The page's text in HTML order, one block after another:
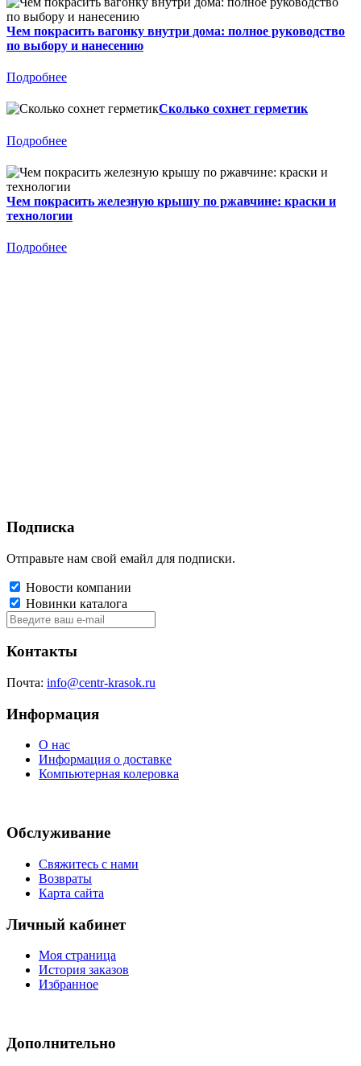
Чем покрасить вагонку внутри дома: полное руководство
по выбору и нанесению
Подробнее
Сколько сохнет герметик
Подробнее
Чем покрасить железную крышу по ржавчине: краски и
технологии
Подробнее
Подписка
Отправьте нам свой емайл для подписки.
Новости компании
Новинки каталога
Контакты
Почта: info@centr-krasok.ru
Информация
О нас
Информация о доставке
Компьютерная колеровка
Обслуживание
Свяжитесь с нами
Возвраты
Карта сайта
Личный кабинет
Моя страница
История заказов
Избранное
Дополнительно